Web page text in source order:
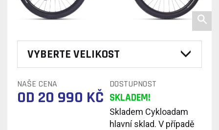
VYBERTE VELIKOST
NAŠE CENA DOSTUPNOST
OD 20 990 KČ SKLADEM!
Skladem Cykloadam
hlavní sklad. V případě